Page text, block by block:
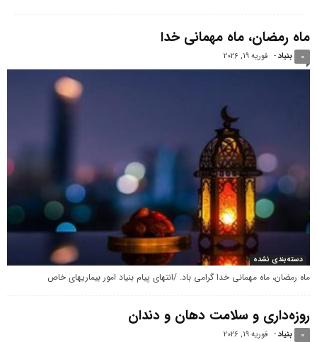
ماه رمضان، ماه مهمانی خدا
بنیاد- فوریه 19, 2026 0
دسته‌بندی نشده
ماه رمضان، ماه مهمانی خدا گرامی باد. /انتهای پیام بنیاد امور بیماریهای خاص
روزه‌داری و سلامت دهان و دندان
بنیاد- فوریه 19, 2026 0